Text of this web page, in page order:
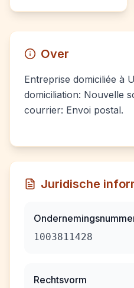
Over
Entreprise domiciliée à
domiciliation: Nouvelle
courrier: Envoi postal.
Juridische
1003811428
Rechtsvorm